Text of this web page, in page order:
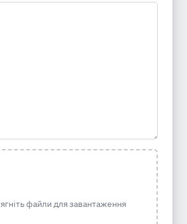
файли для завантаження